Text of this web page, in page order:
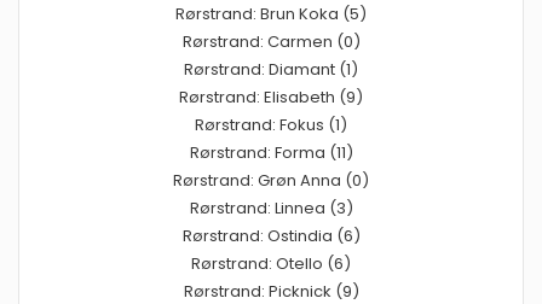
Rørstrand: Brun Koka (5)
Rørstrand: Carmen (0)
Rørstrand: Diamant (1)
Rørstrand: Elisabeth (9)
Rørstrand: Fokus (1)
Rørstrand: Forma (11)
Rørstrand: Grøn Anna (0)
Rørstrand: Linnea (3)
Rørstrand: Ostindia (6)
Rørstrand: Otello (6)
Rørstrand: Picknick (9)